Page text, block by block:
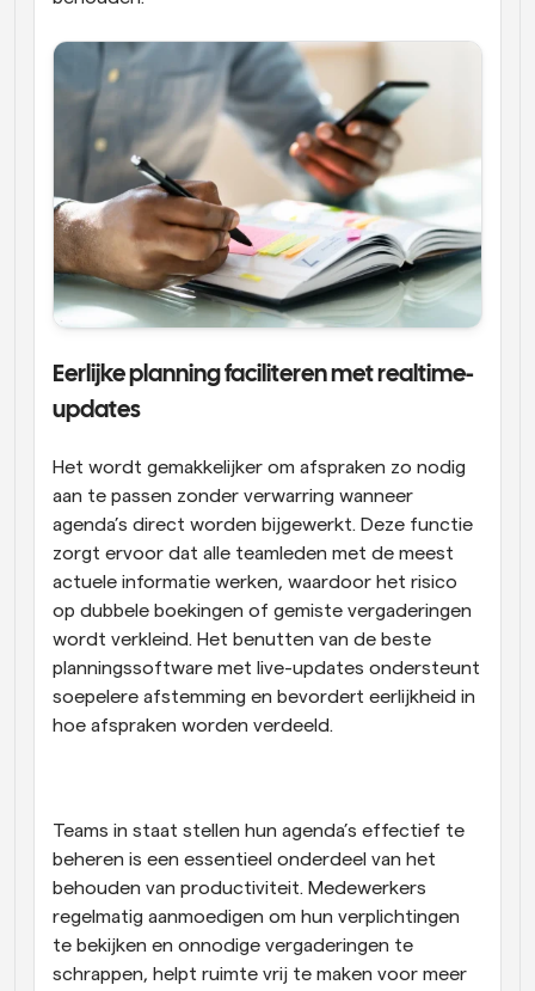
Eerlijke planning faciliteren met realtime-
updates
Het wordt gemakkelijker om afspraken zo nodig
aan te passen zonder verwarring wanneer
agenda’s direct worden bijgewerkt. Deze functie
zorgt ervoor dat alle teamleden met de meest
actuele informatie werken, waardoor het risico
op dubbele boekingen of gemiste vergaderingen
wordt verkleind. Het benutten van de beste
planningssoftware met live-updates ondersteunt
soepelere afstemming en bevordert eerlijkheid in
hoe afspraken worden verdeeld.
Teams in staat stellen hun agenda’s effectief te
beheren is een essentieel onderdeel van het
behouden van productiviteit. Medewerkers
regelmatig aanmoedigen om hun verplichtingen
te bekijken en onnodige vergaderingen te
schrappen, helpt ruimte vrij te maken voor meer